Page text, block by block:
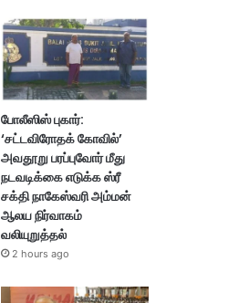
போலீஸிஸ் புகார்:
‘சட்டவிரோதக் கோவில்’
அவதூறு பரப்புவோர் மீது
நடவடிக்கை எடுக்க ஸ்ரீ
சக்தி நாகேஸ்வரி அம்மன்
ஆலய நிர்வாகம்
வலியுறுத்தல்
2 hours ago